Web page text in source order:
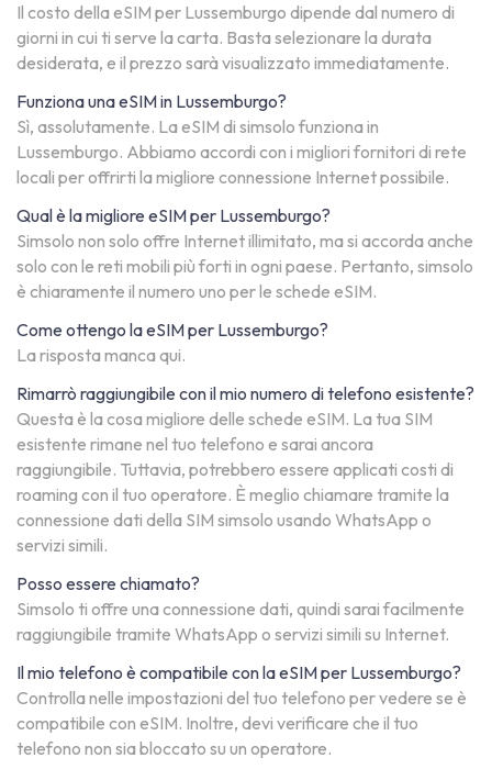
Il costo della eSIM per Lussemburgo dipende dal numero di
giorni in cui ti serve la carta. Basta selezionare la durata
desiderata, e il prezzo sarà visualizzato immediatamente.
Funziona una eSIM in Lussemburgo?
Sì, assolutamente. La eSIM di simsolo funziona in
Lussemburgo. Abbiamo accordi con i migliori fornitori di rete
locali per offrirti la migliore connessione Internet possibile.
Qual è la migliore eSIM per Lussemburgo?
Simsolo non solo offre Internet illimitato, ma si accorda anche
solo con le reti mobili più forti in ogni paese. Pertanto, simsolo
è chiaramente il numero uno per le schede eSIM.
Come ottengo la eSIM per Lussemburgo?
La risposta manca qui.
Rimarrò raggiungibile con il mio numero di telefono esistente?
Questa è la cosa migliore delle schede eSIM. La tua SIM
esistente rimane nel tuo telefono e sarai ancora
raggiungibile. Tuttavia, potrebbero essere applicati costi di
roaming con il tuo operatore. È meglio chiamare tramite la
connessione dati della SIM simsolo usando WhatsApp o
servizi simili.
Posso essere chiamato?
Simsolo ti offre una connessione dati, quindi sarai facilmente
raggiungibile tramite WhatsApp o servizi simili su Internet.
Il mio telefono è compatibile con la eSIM per Lussemburgo?
Controlla nelle impostazioni del tuo telefono per vedere se è
compatibile con eSIM. Inoltre, devi verificare che il tuo
telefono non sia bloccato su un operatore.